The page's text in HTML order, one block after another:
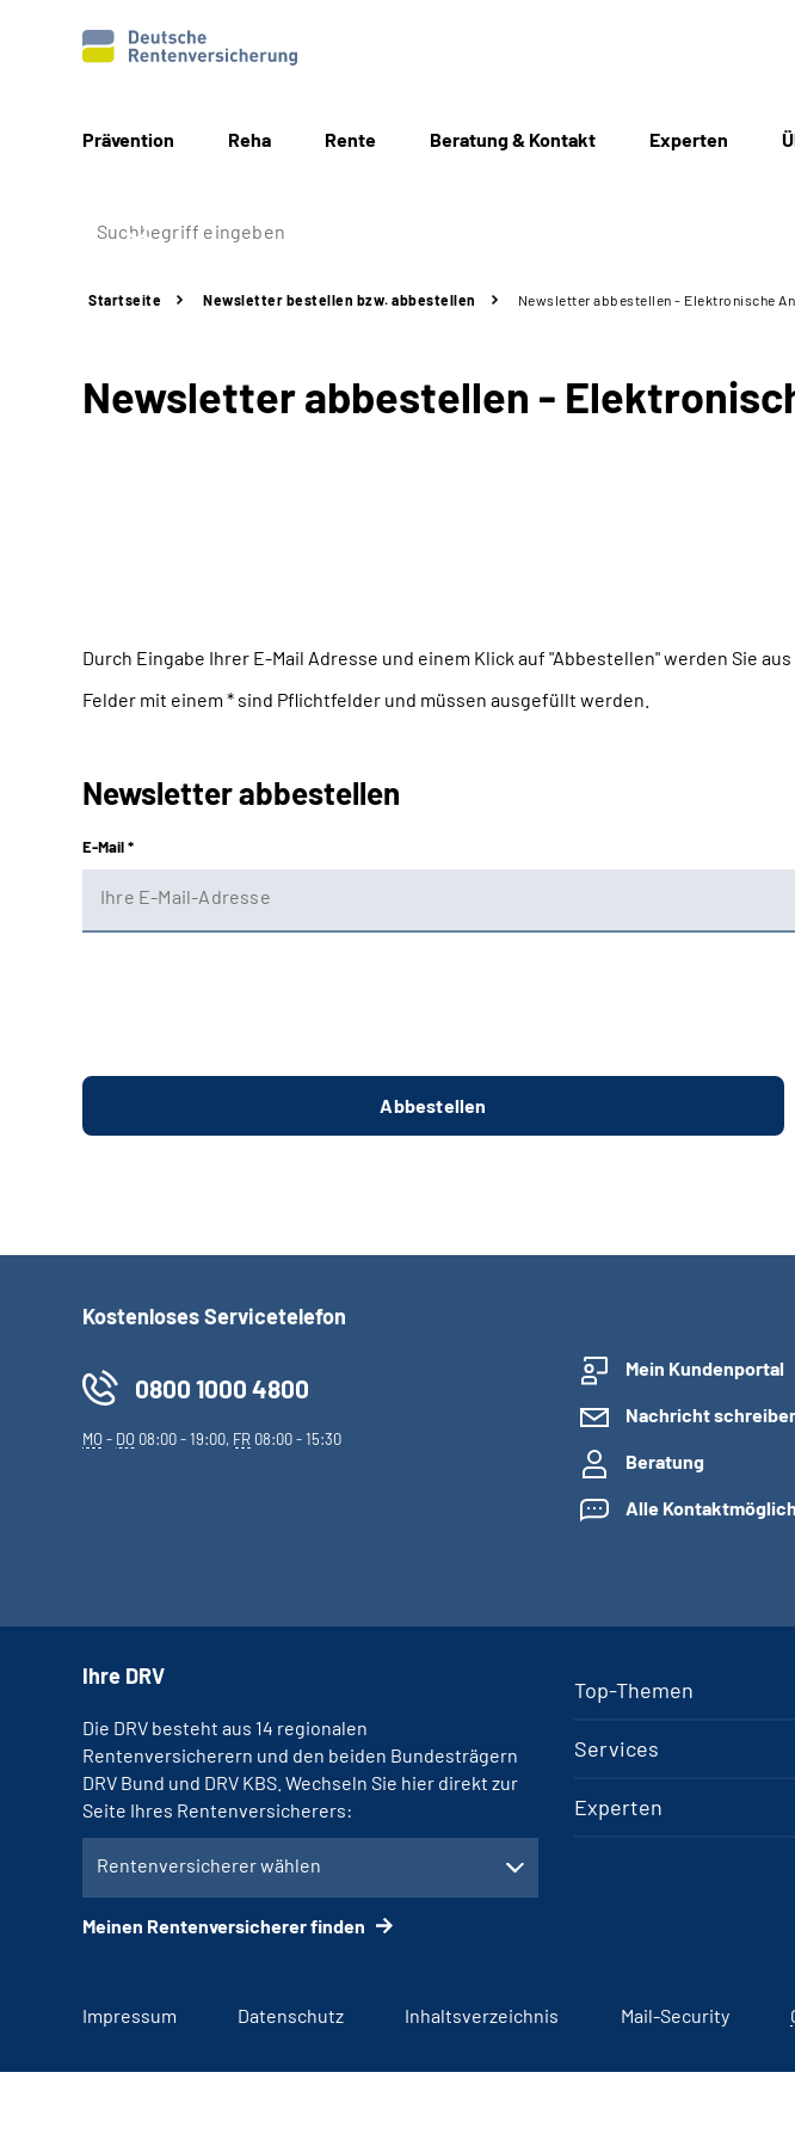
Prävention Reha Rente Beratung & Kontakt Experten
Startseite Newsletter bestellen bzw. abbestellen Newsletter abbestellen - Elektronische
Newsletter abbestellen -
Durch Eingabe Ihrer E-Mail Adresse und einem Klick auf "Abbestellen" werden Sie
Felder mit einem * sind Pflichtfelder und müssen ausgefüllt werden.
Newsletter abbestellen
E-Mail *
Kostenloses Servicetelefon
0800 1000 4800
MO- DO 08:00 - 19:00, FR 08:00 - 15:30
Mein Kundenportal
Nachricht
Beratung
Alle
Top-Themen
Services
Experten
Ihre DRV
Die DRV besteht aus 14 regionalen
Rentenversicherern und den beiden Bundesträgern
DRV Bund und DRV KBS. Wechseln Sie hier direkt zur
Seite Ihres Rentenversicherers:
Rentenversicherer wählen
Meinen Rentenversicherer finden
Impressum Datenschutz Inhaltsverzeichnis Mail-Security